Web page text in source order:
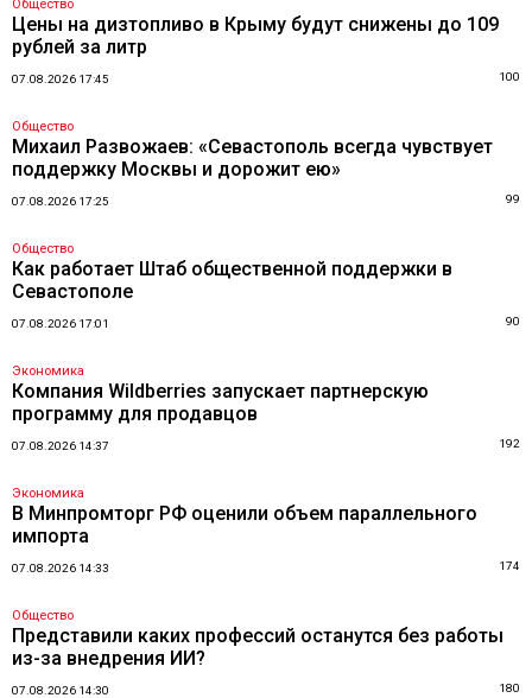
Общество
Цены на дизтопливо в Крыму будут снижены до 109
рублей за литр
07.08.2026 17:45 100
Общество
Михаил Развожаев: «Севастополь всегда чувствует
поддержку Москвы и дорожит ею»
07.08.2026 17:25 99
Общество
Как работает Штаб общественной поддержки в
Севастополе
07.08.2026 17:01 90
Экономика
Компания Wildberries запускает партнерскую
программу для продавцов
07.08.2026 14:37 192
Экономика
В Минпромторг РФ оценили объем параллельного
импорта
07.08.2026 14:33 174
Общество
Представили каких профессий останутся без работы
из-за внедрения ИИ?
07.08.2026 14:30 180